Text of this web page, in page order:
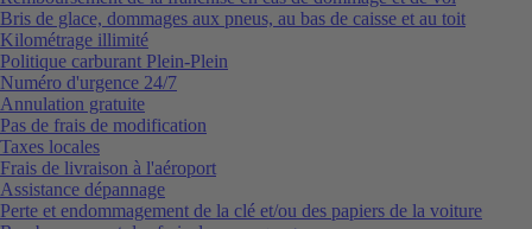
Bris de glace, dommages aux pneus, au bas de caisse et au toit
Kilométrage illimité
Politique carburant Plein-Plein
Numéro d'urgence 24/7
Annulation gratuite
Pas de frais de modification
Taxes locales
Frais de livraison à l'aéroport
Assistance dépannage
Perte et endommagement de la clé et/ou des papiers de la voiture